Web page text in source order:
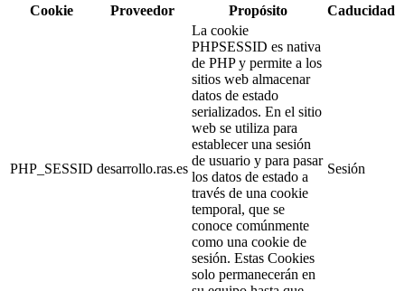
Cookie
Proveedor Propósito Caducidad
PHP_SESSID desarrollo.ras.es
La cookie
PHPSESSID es nativa
de PHP y permite a los
sitios web almacenar
datos de estado
serializados. En el sitio
web se utiliza para
establecer una sesión
de usuario y para pasar
los datos de estado a
través de una cookie
temporal, que se
conoce comúnmente
como una cookie de
sesión. Estas Cookies
solo permanecerán en
Sesión